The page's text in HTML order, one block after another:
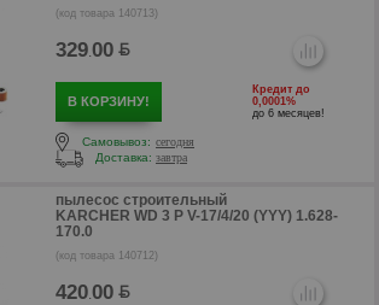
р
(код товара 140713)
329.00
В КОРЗИНУ!
Кредит до
0,0001%
до 6 месяцев!
Самовывоз: сегодня
Доставка: завтра
пылесос строительный
KARCHER WD 3 P V-17/4/20 (YYY) 1.628-
170.0
(код товара 140712)
420.00